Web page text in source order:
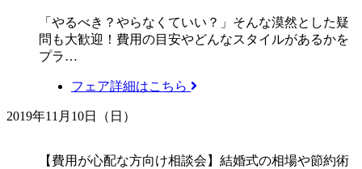
「やるべき？やらなくていい？」そんな漠然とした疑
問も大歓迎！費用の目安やどんなスタイルがあるかを
プラ…
フェア詳細はこちら
2019年11月10日（日）
【費用が心配な方向け相談会】結婚式の相場や節約術